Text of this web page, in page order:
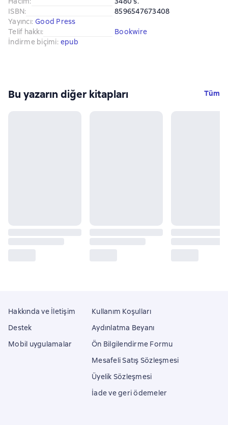
ISBN:
8596547673408
Yayıncı: Good Press
Telif hakkı:
Bookwire
İndirme biçimi: epub
Bu yazarın diğer kitapları Tüm
Hakkında ve İletişim
Destek
Mobil uygulamalar
Kullanım Koşulları
Aydınlatma Beyanı
Ön Bilgilendirme Formu
Mesafeli Satış Sözleşmesi
Üyelik Sözleşmesi
İade ve geri ödemeler